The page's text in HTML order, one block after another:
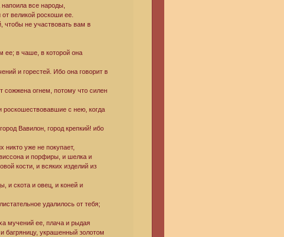
все народы,
великой роскоши ее.
чтобы не участвовать вам в
ее; в чаше, в которой она
и горестей. Ибо она говорит в
сожжена огнем, потому что силен
с нею, когда
Вавилон, город крепкий! ибо
уже не покупает,
и порфиры, и шелка и
кости, и всяких изделий из
и скота и овец, и коней и
удалилось от тебя;
мучений ее, плача и рыдая
багряницу, украшенный золотом